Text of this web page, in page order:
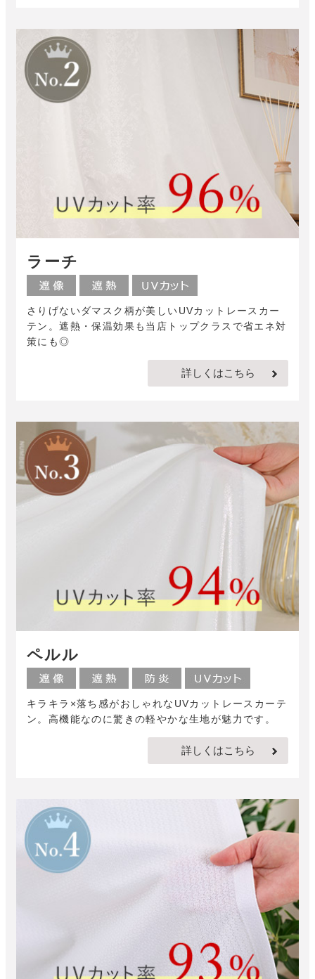
ラーチ
さりげないダマスク柄が美しいUVカットレースカー
テン。遮熱・保温効果も当店トップクラスで省エネ対
策にも◎
詳しくはこちら
ペルル
キラキラ×落ち感がおしゃれなUVカットレースカーテ
ン。高機能なのに驚きの軽やかな生地が魅力です。
詳しくはこちら